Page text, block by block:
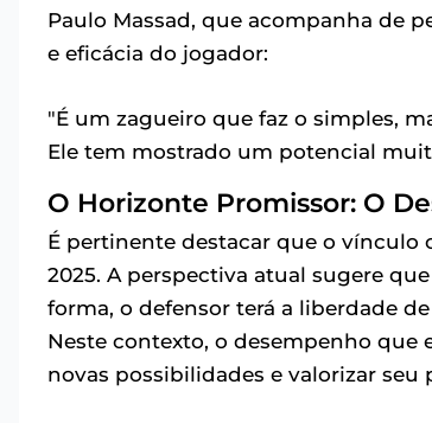
Paulo Massad, que acompanha de
e eficácia do jogador:
"É um zagueiro que faz o simples,
Ele tem mostrado um potencial
O Horizonte Promissor: O
É pertinente destacar que o vínculo
2025. A perspectiva atual sugere
forma, o defensor terá a liberdade
Neste contexto, o desempenho
novas possibilidades e valorizar seu